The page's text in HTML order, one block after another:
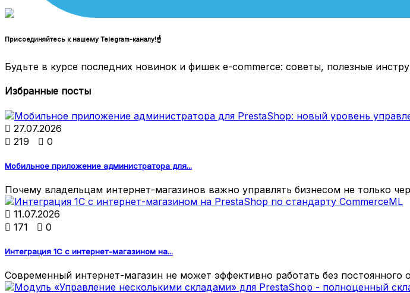
Присоединяйтесь к нашему Telegram-каналу!☝
Будьте в курсе последних новинок и фишек e-commerce: советы, полезные
Избранные посты
 27.07.2026
 219  0
Мобильное приложение администратора для...
Почему владельцам интернет-магазинов важно управлять бизнесом не только
 11.07.2026
 171  0
Интеграция 1С с интернет-магазином на...
Современный интернет-магазин не может эффективно работать без